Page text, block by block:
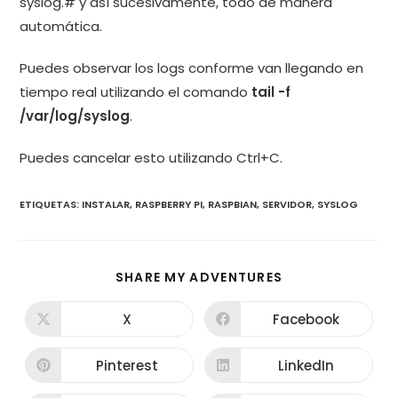
automática.
Puedes observar los logs conforme van llegando en
tiempo real utilizando el comando tail -f
/var/log/syslog.
Puedes cancelar esto utilizando Ctrl+C.
ETIQUETAS: INSTALAR, RASPBERRY PI, RASPBIAN, SERVIDOR, SYSLOG
SHARE MY ADVENTURES
CONTENIDO
una
nueva
X Se
una
nueva
Facebook
Se
Pinterest Se
LinkedIn